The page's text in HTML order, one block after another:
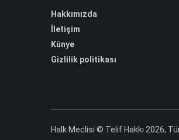
Hakkımızda
İletişim
Künye
Gizlilik politikası
Halk Meclisi © Telif Hakkı 2026,